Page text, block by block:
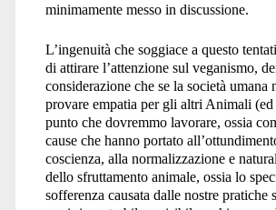
minimamente messo in discussione.
L’ingenuità che soggiace a questo
di attirare l’attenzione sul veganismo,
considerazione che se la società umana
provare empatia per gli altri Animali (ed
punto che dovremmo lavorare, ossia
cause che hanno portato
coscienza, alla normalizzazione e
dello sfruttamento animale, ossia lo
sofferenza causata dalle nostre pratiche